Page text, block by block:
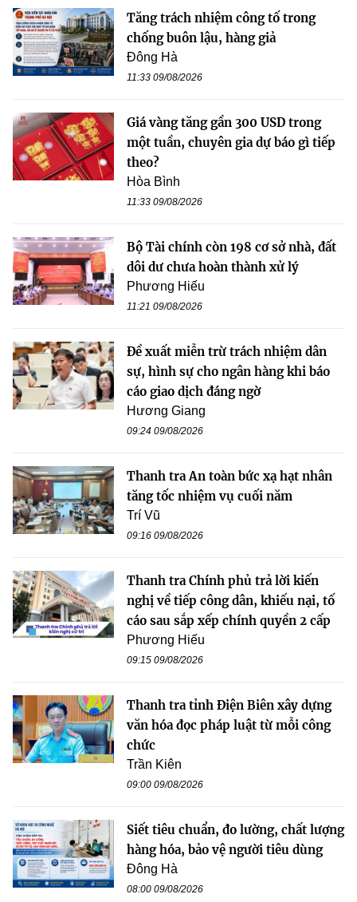
Tăng trách nhiệm công tố trong
chống buôn lậu, hàng giả
Đông Hà
11:33 09/08/2026
Giá vàng tăng gần 300 USD trong
một tuần, chuyên gia dự báo gì tiếp
theo?
Hòa Bình
11:33 09/08/2026
Bộ Tài chính còn 198 cơ sở nhà, đất
dôi dư chưa hoàn thành xử lý
Phương Hiếu
11:21 09/08/2026
Đề xuất miễn trừ trách nhiệm dân
sự, hình sự cho ngân hàng khi báo
cáo giao dịch đáng ngờ
Hương Giang
09:24 09/08/2026
Thanh tra An toàn bức xạ hạt nhân
tăng tốc nhiệm vụ cuối năm
Trí Vũ
09:16 09/08/2026
Thanh tra Chính phủ trả lời kiến
nghị về tiếp công dân, khiếu nại, tố
cáo sau sắp xếp chính quyền 2 cấp
Phương Hiếu
09:15 09/08/2026
Thanh tra tỉnh Điện Biên xây dựng
văn hóa đọc pháp luật từ mỗi công
chức
Trần Kiên
09:00 09/08/2026
Siết tiêu chuẩn, đo lường, chất lượng
hàng hóa, bảo vệ người tiêu dùng
Đông Hà
08:00 09/08/2026